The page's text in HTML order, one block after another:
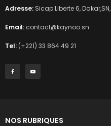
Adresse: Sicap Liberte 6, Dakar,SN,
Email: contact@kaynoo.sn
Tel: (+221) 33 864 49 21
NOS RUBRIQUES